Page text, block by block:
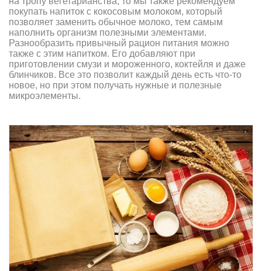
покупать напиток с кокосовым молоком, который
позволяет заменить обычное молоко, тем самым
наполнить организм полезными элементами.
Разнообразить привычный рацион питания можно
также с этим напитком. Его добавляют при
приготовлении смузи и мороженного, коктейля и даже
блинчиков. Все это позволит каждый день есть что-то
новое, но при этом получать нужные и полезные
микроэлементы.